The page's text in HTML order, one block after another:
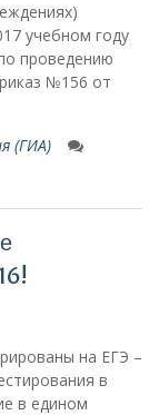
учебном году
проведению
№156 от
(ГИА)
на ЕГЭ –
в
в едином